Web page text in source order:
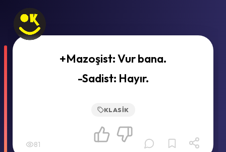
+Mazoşist: Vur bana.
-Sadist: Hayır.
KLASIK
81